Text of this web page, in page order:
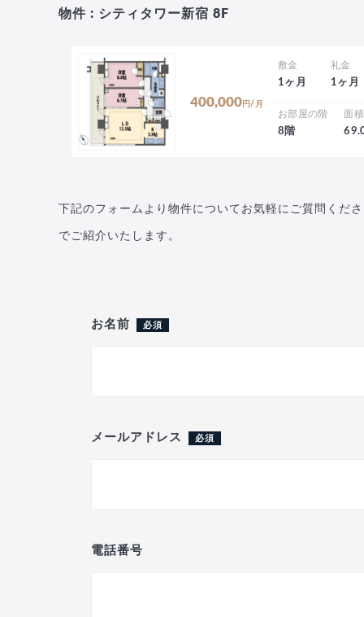
物件 : シティタワー新宿 8F
400,000 円/月
敷金
1ヶ月
礼金
1ヶ月
お部屋の階
8階
面積
下記のフォームより物件についてお気軽にご質問くだ
でご紹介いたします。
お名前 必須
メールアドレス 必須
電話番号